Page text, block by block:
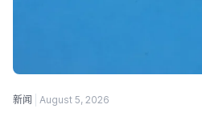
新闻 August 5, 2026